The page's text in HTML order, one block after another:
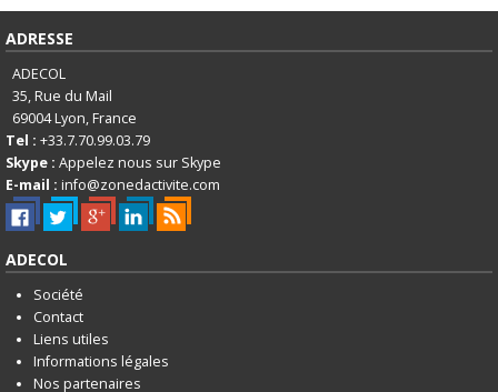
ADRESSE
ADECOL
35, Rue du Mail
69004Lyon, France
Tel : +33.7.70.99.03.79
Skype : Appelez nous sur Skype
E-mail : info@zonedactivite.com
ADECOL
Société
Contact
Liens utiles
Informations légales
Nos partenaires